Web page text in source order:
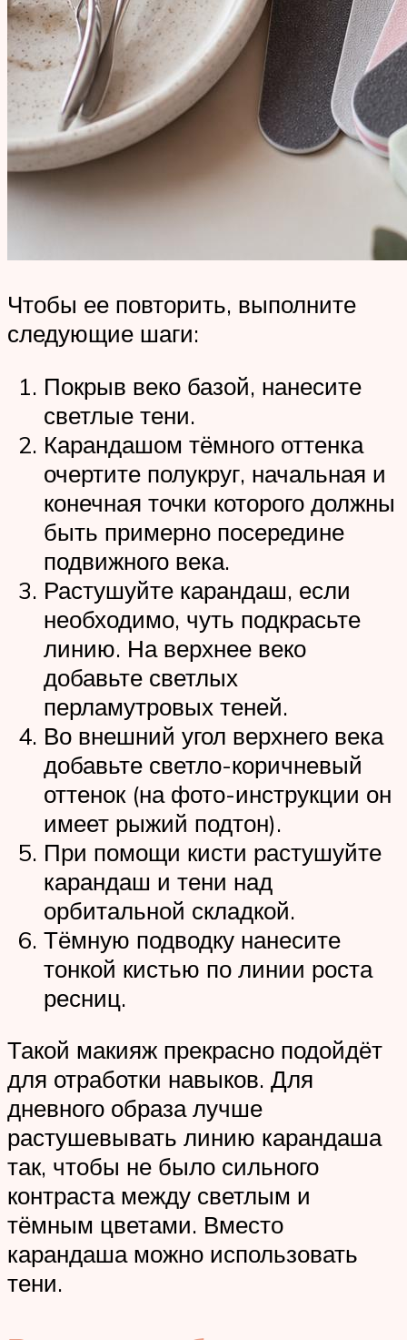
Чтобы ее повторить, выполните
следующие шаги:
Покрыв веко базой, нанесите
светлые тени.
Карандашом тёмного оттенка
очертите полукруг, начальная и
конечная точки которого должны
быть примерно посередине
подвижного века.
Растушуйте карандаш, если
необходимо, чуть подкрасьте
линию. На верхнее веко
добавьте светлых
перламутровых теней.
Во внешний угол верхнего века
добавьте светло-коричневый
оттенок (на фото-инструкции он
имеет рыжий подтон).
При помощи кисти растушуйте
карандаш и тени над
орбитальной складкой.
Тёмную подводку нанесите
тонкой кистью по линии роста
ресниц.
Такой макияж прекрасно подойдёт
для отработки навыков. Для
дневного образа лучше
растушевывать линию карандаша
так, чтобы не было сильного
контраста между светлым и
тёмным цветами. Вместо
карандаша можно использовать
тени.